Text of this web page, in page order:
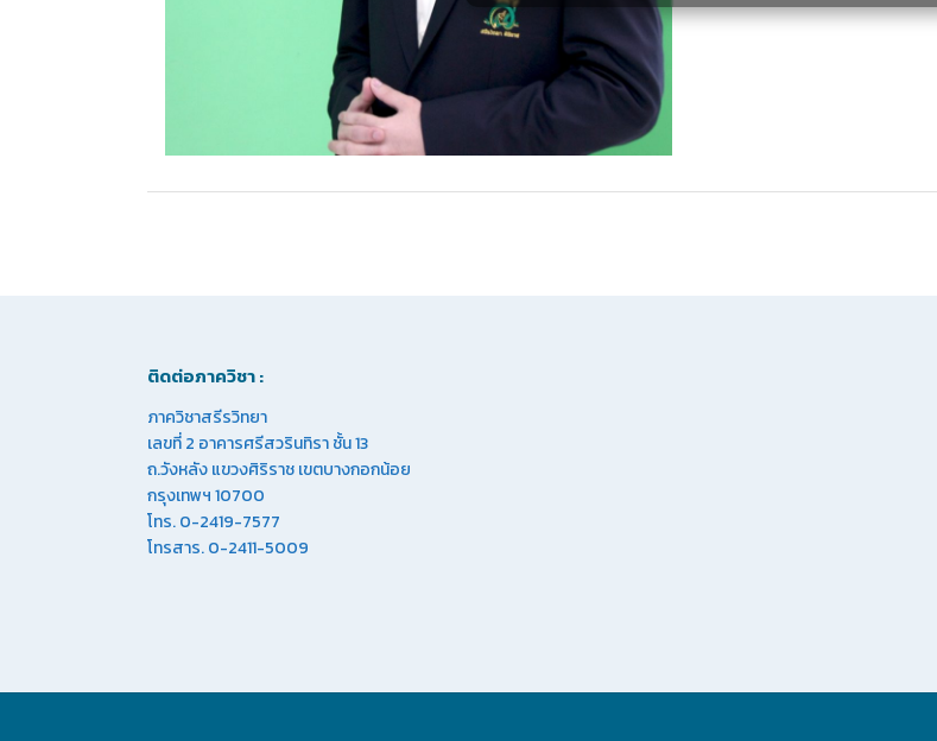
ติดต่อภาควิชา :
ภาควิชาสรีรวิทยา
เลขที่ 2 อาคารศรีสวรินทิรา ชั้น 13
ถ.วังหลัง แขวงศิริราช เขตบางกอกน้อย
กรุงเทพฯ 10700
โทร. 0-2419-7577
โทรสาร. 0-2411-5009